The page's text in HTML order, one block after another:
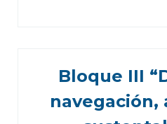
Bloque III
navegación,